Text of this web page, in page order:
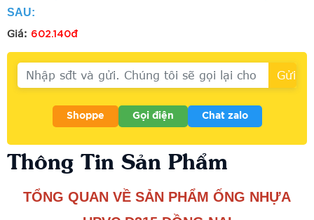
SAU:
Giá: 602.140đ
Shoppe Gọi điện Chat zalo
Thông Tin Sản Phẩm
TỔNG QUAN VỀ SẢN PHẨM ỐNG NHỰA